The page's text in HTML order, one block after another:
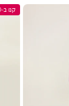
קנו ב-₪300 שלמו ₪200